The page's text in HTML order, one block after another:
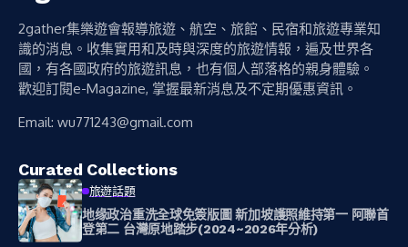
2gather集樂遊會報導旅遊、航空、旅館、民宿和旅遊專業知
識的消息。收集實用和及時與深度的旅遊情報，遍及世界各
國，有各國政府的旅遊訊息，也有個人部落格的親身體驗。
歡迎訂閱e-Magazine, 掌握最新消息及不定期優惠資訊。
Email: wu771243@gmail.com
Curated Collections
旅遊話題
地缘政治重洗全球免簽版圖 新加坡護照維持第一 阿聯首
登第二 台灣原地踏步(2024~2026年分析)